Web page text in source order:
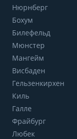
Нюрнберг
Бохум
Билефельд
Мюнстер
Мангейм
Висбаден
Гельзенкирхен
Киль
Галле
Фрайбург
Любек